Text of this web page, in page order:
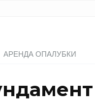
АРЕНДА ОПАЛУБКИ